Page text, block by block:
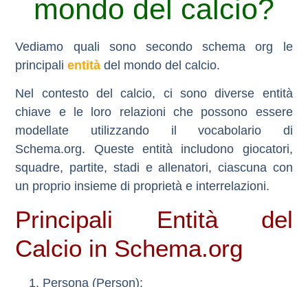
mondo del calcio?
Vediamo quali sono secondo schema org le
principalientità del mondo del calcio.
Nel contesto del calcio, ci sono diverse entità
chiave e le loro relazioni che possono essere
modellate utilizzando il vocabolario di
Schema.org. Queste entità includono giocatori,
squadre, partite, stadi e allenatori, ciascuna con
un proprio insieme di proprietà e interrelazioni.
Principali Entità del
Calcio in Schema.org
Persona (Person):